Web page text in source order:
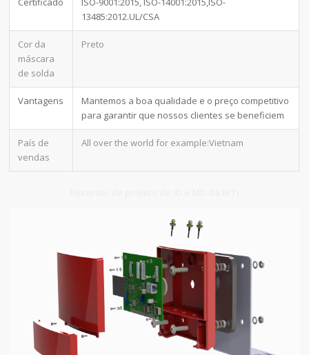
13485:2012.UL/CSA
Cor da
máscara
de solda
Preto
Vantagens
Mantemos a boa qualidade e o preço competitivo
para garantir que nossos clientes se beneficiem
País de
vendas
All over the world for example:Vietnam